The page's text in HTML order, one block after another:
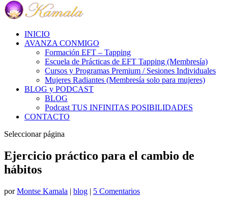
INICIO
AVANZA CONMIGO
Formación EFT – Tapping
Escuela de Prácticas de EFT Tapping (Membresía)
Cursos y Programas Premium / Sesiones Individuales
Mujeres Radiantes (Membresía solo para mujeres)
BLOG y PODCAST
BLOG
Podcast TUS INFINITAS POSIBILIDADES
CONTACTO
Seleccionar página
Ejercicio práctico para el cambio de
hábitos
porMontse Kamala | blog | 5 Comentarios